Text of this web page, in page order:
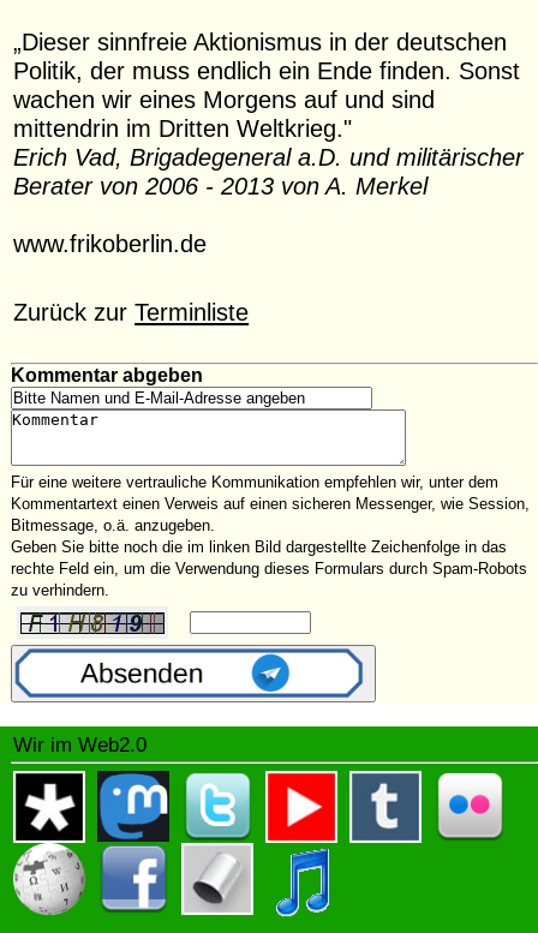
„Dieser sinnfreie Aktionismus in der deutschen
Politik, der muss endlich ein Ende finden. Sonst
wachen wir eines Morgens auf und sind
mittendrin im Dritten Weltkrieg."
Erich Vad, Brigadegeneral a.D. und militärischer
Berater von 2006 - 2013 von A. Merkel
www.frikoberlin.de
Zurück zurTerminliste
Kommentar abgeben
Für eine weitere vertrauliche Kommunikation empfehlen wir, unter dem
Kommentartext einen Verweis auf einen sicheren Messenger, wie Session,
Bitmessage, o.ä. anzugeben.
Geben Sie bitte noch die im linken Bild dargestellte Zeichenfolge in das
rechte Feld ein, um die Verwendung dieses Formulars durch Spam-Robots
zu verhindern.
Wir im Web2.0